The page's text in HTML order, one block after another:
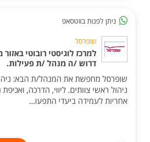
ניתן לפנות בווטסאפ
שופרסל
למרכז לוגיסטי רובוטי באזור
דרוש /ה מנהל /ת פעילות.
שופרסל מחפשת את המנהל/ת הבא:
ניהול ראשי צוותים. ליווי, הדרכה,
אחריות לעמידה ביעדי התפעו...